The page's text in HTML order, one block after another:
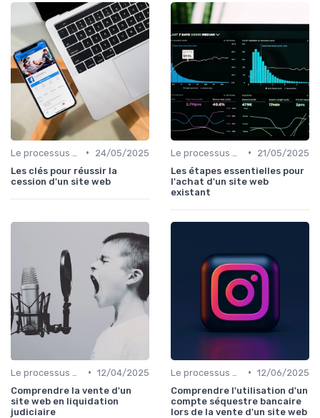
•
24/05/2025
Les clés pour réussir la
cession d'un site web
•
21/05/2025
Les étapes essentielles pour
l'achat d'un site web
existant
• 12/04/2025
Comprendre la vente d'un
site web en liquidation
judiciaire
• 12/06/2025
Comprendre l'utilisation d'un
compte séquestre bancaire
lors de la vente d'un site web